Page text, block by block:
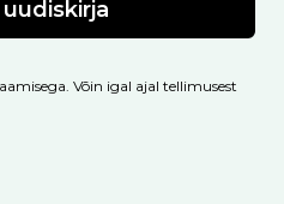
Võin igal ajal tellimusest